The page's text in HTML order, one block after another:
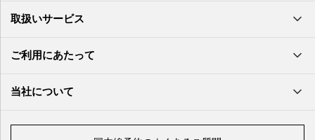
北九州空港
奄美大島空港
徳之島空港
喜界島空港
南大東空港
多良間空港
取扱いサービス
ご利用にあたって
当社について